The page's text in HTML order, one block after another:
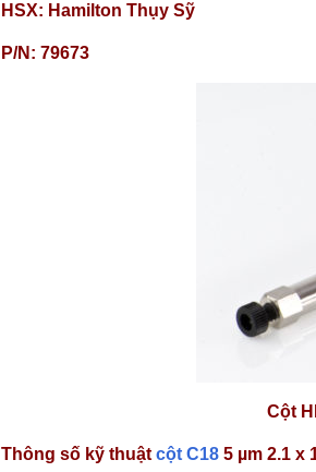
HSX: Hamilton Thụy Sỹ
P/N: 79673
Cột
Thông số kỹ thuật cột C18 5 µm 2.1 x